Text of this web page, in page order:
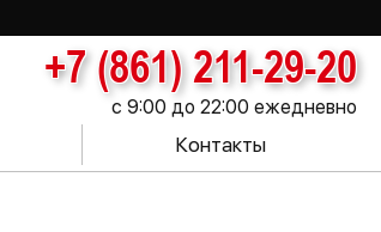
+7 (861) 211-29-20
с 9:00 до 22:00 ежедневно
Контакты